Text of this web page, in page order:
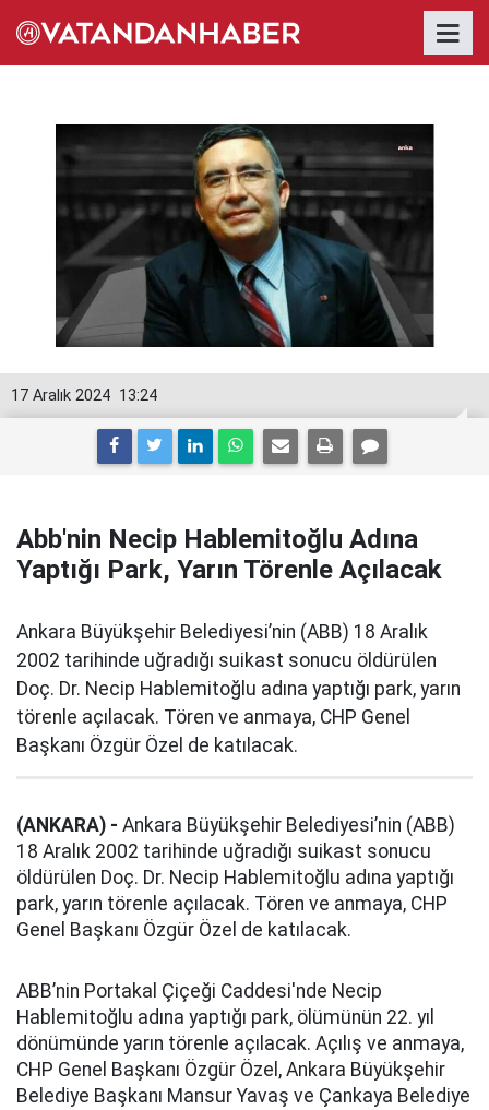
13:24
17 Aralık 2024
Abb'nin Necip Hablemitoğlu Adına
Yaptığı Park, Yarın Törenle Açılacak
Ankara Büyükşehir Belediyesi’nin (ABB) 18 Aralık
2002 tarihinde uğradığı suikast sonucu öldürülen
Doç. Dr. Necip Hablemitoğlu adına yaptığı park, yarın
törenle açılacak. Tören ve anmaya, CHP Genel
Başkanı Özgür Özel de katılacak.
(ANKARA) - Ankara Büyükşehir Belediyesi’nin (ABB)
18 Aralık 2002 tarihinde uğradığı suikast sonucu
öldürülen Doç. Dr. Necip Hablemitoğlu adına yaptığı
park, yarın törenle açılacak. Tören ve anmaya, CHP
Genel Başkanı Özgür Özel de katılacak.
ABB’nin Portakal Çiçeği Caddesi'nde Necip
Hablemitoğlu adına yaptığı park, ölümünün 22. yıl
dönümünde yarın törenle açılacak. Açılış ve anmaya,
CHP Genel Başkanı Özgür Özel, Ankara Büyükşehir
Belediye Başkanı Mansur Yavaş ve Çankaya Belediye